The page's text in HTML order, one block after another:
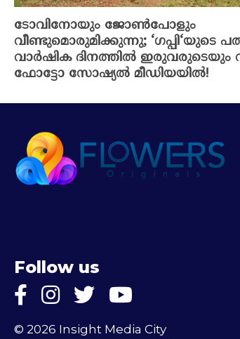
ടോവിനോയും ജോൺപോളും
വീണ്ടുമൊരുമിക്കുന്നു; ‘ഗപ്പി‘യുടെ
വാർഷിക ദിനത്തിൽ ഇരുവരുടെയും
ഫോട്ടോ സോഷ്യൽ മീഡിയയിൽ!
Follow us
© 2026 Insight Media City